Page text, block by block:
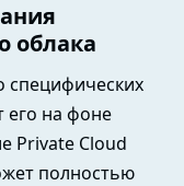
облака
специфических
его на фоне
Private Cloud
полностью